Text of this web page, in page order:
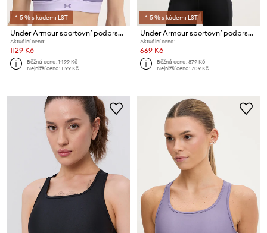
*-5 % s kódem: LST
Under Armour sportovní podprsenka Infinity
Aktuální cena:
1129 Kč
Běžná cena:1499 Kč
Nejnižší cena:1199 Kč
*-5 % s kódem: LST
Under Armour sportovní podprsenka Crossback Low
Aktuální cena:
669 Kč
Běžná cena:879 Kč
Nejnižší cena:709 Kč